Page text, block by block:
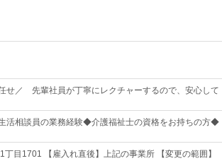
せ／ 先輩社員が丁寧にレクチャーするので、安心して
活相談員の業務経験◆介護福祉士の資格をお持ちの方◆
目1701 【雇入れ直後】上記の事業所 【変更の範囲】